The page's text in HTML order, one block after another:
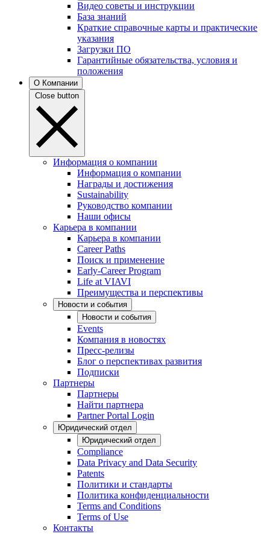
Видео советы и инструкции
База знаний
Краткие справочные карты и практические
указания
Загрузки ПО
Гарантийные обязательства, условия и
положения
О Компании
Close button
Информация о компании
Информация о компании
Награды и достижения
Sustainability
Руководство компании
Наши офисы
Карьера в компании
Карьера в компании
Career Paths
Поиск и применение
Early-Career Program
Life at VIAVI
Преимущества и перспективы
Новости и события
Новости и события
Events
Компания в новостях
Пресс-релизы
Блог о перспективах развития
Подписки
Партнеры
Партнеры
Найти партнера
Partner Portal Login
Юридический отдел
Юридический отдел
Compliance
Data Privacy and Data Security
Patents
Политики и стандарты
Политика конфиденциальности
Terms and Conditions
Terms of Use
Контакты